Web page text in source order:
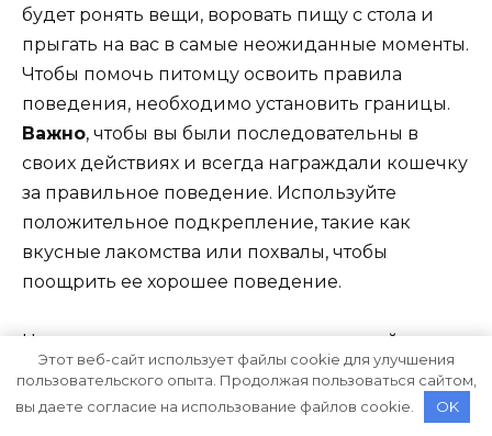
будет ронять вещи, воровать пищу с стола и
прыгать на вас в самые неожиданные моменты.
Чтобы помочь питомцу освоить правила
поведения, необходимо установить границы.
Важно, чтобы вы были последовательны в
своих действиях и всегда награждали кошечку
за правильное поведение. Используйте
положительное подкрепление, такие как
вкусные лакомства или похвалы, чтобы
поощрить ее хорошее поведение.
Не меньшую роль играет и правильный уход за
юной кошечкой. Ее маленькое тело требует
особого внимания и заботы. Очень важно
Этот веб-сайт использует файлы cookie для улучшения
пользовательского опыта. Продолжая пользоваться сайтом,
вы даете согласие на использование файлов cookie.
OK